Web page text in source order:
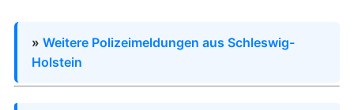
» Weitere Polizeimeldungen aus Schleswig-
Holstein